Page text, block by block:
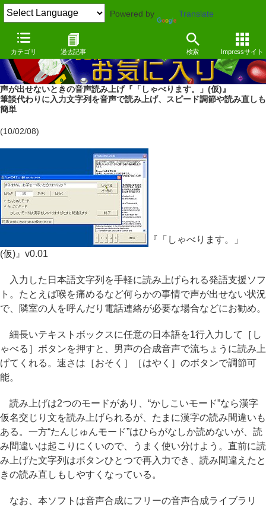
Powered by Translate
カテゴリ 過去記事 検索 Impressサイト
声が出せないときの音声読み上げ『「しゃべります。」(仮)』
筆談代わりに入力文字列を音声で読み上げ、スピード調節や読み直しも
簡単
(10/02/08)
『「しゃべります。」
(仮)』v0.01
入力した日本語文字列を手軽に読み上げられる発語支援ソフ
ト。たとえば喉を痛めるなど何らかの事情で声が出せない状況
で、隣室の人を呼んだり電話連絡が必要な場合などにお勧め。
細長いテキストボックスに任意の日本語を1行入力して［し
ゃべる］ボタンを押すと、男声の合成音声で流ちょうに読み上
げてくれる。速さは［おそく］［はやく］のボタンで調節可
能。
読み上げは2つのモードがあり、“かしこいモード”なら漢字
仮名交じり文を読み上げられるが、たまに漢字の読み間違いも
ある。一方“たんじゅんモード”はひらがなしか読めないが、読
み間違いは起こりにくいので、うまく使い分けよう。直前に読
み上げた文字列はボタンひとつで再入力でき、読み間違えたと
きの読み直しもしやすくなっている。
なお、本ソフトは音声合成にフリーの音声合成ライブラリ